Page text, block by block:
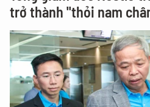
trở thành "thỏi nam